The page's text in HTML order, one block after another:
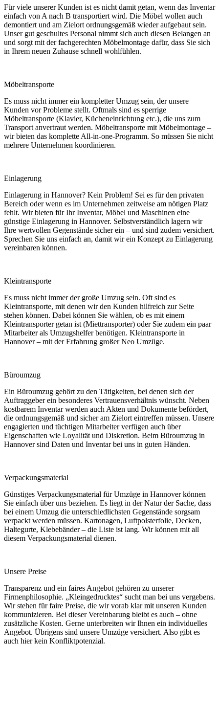
Für viele unserer Kunden ist es nicht damit getan, wenn das Inventar
einfach von A nach B transportiert wird. Die Möbel wollen auch
demontiert und am Zielort ordnungsgemäß wieder aufgebaut sein.
Unser gut geschultes Personal nimmt sich auch diesen Belangen an
und sorgt mit der fachgerechten Möbelmontage dafür, dass Sie sich
in Ihrem neuen Zuhause schnell wohlfühlen.
Möbeltransporte
Es muss nicht immer ein kompletter Umzug sein, der unsere
Kunden vor Probleme stellt. Oftmals sind es sperrige
Möbeltransporte (Klavier, Kücheneinrichtung etc.), die uns zum
Transport anvertraut werden. Möbeltransporte mit Möbelmontage –
wir bieten das komplette All-in-one-Programm. So müssen Sie nicht
mehrere Unternehmen koordinieren.
Einlagerung
Einlagerung in Hannover? Kein Problem! Sei es für den privaten
Bereich oder wenn es im Unternehmen zeitweise am nötigen Platz
fehlt. Wir bieten für Ihr Inventar, Möbel und Maschinen eine
günstige Einlagerung in Hannover. Selbstverständlich lagern wir
Ihre wertvollen Gegenstände sicher ein – und sind zudem versichert.
Sprechen Sie uns einfach an, damit wir ein Konzept zu Einlagerung
vereinbaren können.
Kleintransporte
Es muss nicht immer der große Umzug sein. Oft sind es
Kleintransporte, mit denen wir den Kunden hilfreich zur Seite
stehen können. Dabei können Sie wählen, ob es mit einem
Kleintransporter getan ist (Miettransporter) oder Sie zudem ein paar
Mitarbeiter als Umzugshelfer benötigen. Kleintransporte in
Hannover – mit der Erfahrung großer Neo Umzüge.
Büroumzug
Ein Büroumzug gehört zu den Tätigkeiten, bei denen sich der
Auftraggeber ein besonderes Vertrauensverhältnis wünscht. Neben
kostbarem Inventar werden auch Akten und Dokumente befördert,
die ordnungsgemäß und sicher am Zielort eintreffen müssen. Unsere
engagierten und tüchtigen Mitarbeiter verfügen auch über
Eigenschaften wie Loyalität und Diskretion. Beim Büroumzug in
Hannover sind Daten und Inventar bei uns in guten Händen.
Verpackungsmaterial
Günstiges Verpackungsmaterial für Umzüge in Hannover können
Sie einfach über uns beziehen. Es liegt in der Natur der Sache, dass
bei einem Umzug die unterschiedlichsten Gegenstände sorgsam
verpackt werden müssen. Kartonagen, Luftpolsterfolie, Decken,
Haltegurte, Klebebänder – die Liste ist lang. Wir können mit all
diesem Verpackungsmaterial dienen.
Unsere Preise
Transparenz und ein faires Angebot gehören zu unserer
Firmenphilosophie. „Kleingedrucktes“ sucht man bei uns vergebens.
Wir stehen für faire Preise, die wir vorab klar mit unseren Kunden
kommunizieren. Bei dieser Vereinbarung bleibt es auch – ohne
zusätzliche Kosten. Gerne unterbreiten wir Ihnen ein individuelles
Angebot. Übrigens sind unsere Umzüge versichert. Also gibt es
auch hier kein Konfliktpotenzial.